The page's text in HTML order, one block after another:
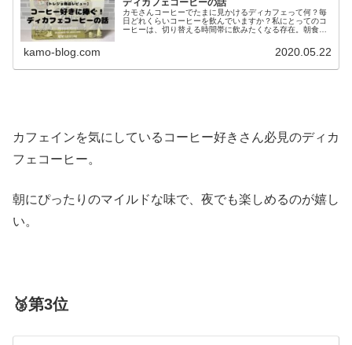
ディカフェコーヒーの話
カモさんコーヒーでたまに見かけるディカフェって何？毎
日どれくらいコーヒーを飲んでいますか？私にとってのコ
ーヒーは、切り替える時間帯に飲みたくなる存在。朝食に
kamo-blog.com 2020.05.22
カフェインを気にしているコーヒー好きさん必見のディカ
フェコーヒー。
朝にぴったりのマイルドな味で、夜でも楽しめるのが嬉し
い。
🥉第3位